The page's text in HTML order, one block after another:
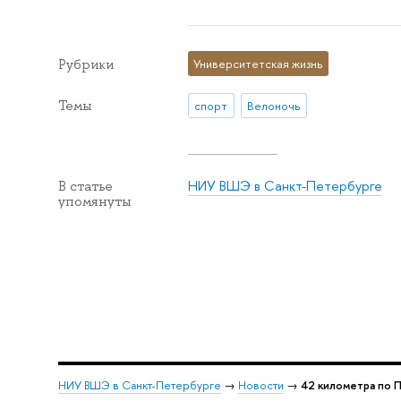
Рубрики Университетская жизнь
Темы спорт Велоночь
В статье
упомянуты
НИУ ВШЭ в Санкт-Петербурге
НИУ ВШЭ в Санкт-Петербурге → Новости → 42 километра по